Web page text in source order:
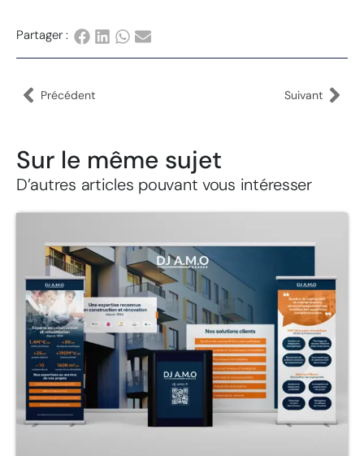
Partager :
Précédent Suivant
Sur le même sujet
D’autres articles pouvant vous intéresser